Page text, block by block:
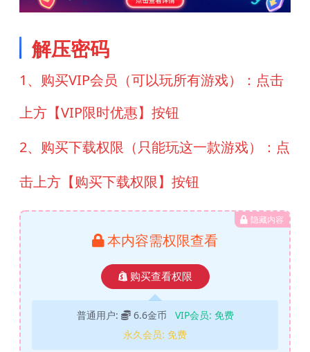
解压密码
1、购买VIP会员（可以玩所有游戏）：点击
上方【VIP限时优惠】按钮
2、购买下载权限（只能玩这一款游戏）：点
击上方【购买下载权限】按钮
隐藏内容
本内容需权限查看
购买查看权限
普通用户: 6.6金币 VIP会员: 免费
永久会员: 免费